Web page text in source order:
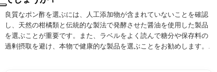
良質なポン酢を選ぶには、人工添加物が含まれていないことを確認
し、天然の柑橘類と伝統的な製法で発酵させた醤油を使用した製品
を選ぶことが重要です。また、ラベルをよく読んで糖分や保存料の
過剰摂取を避け、本物で健康的な製品を選ぶことをお勧めします。.